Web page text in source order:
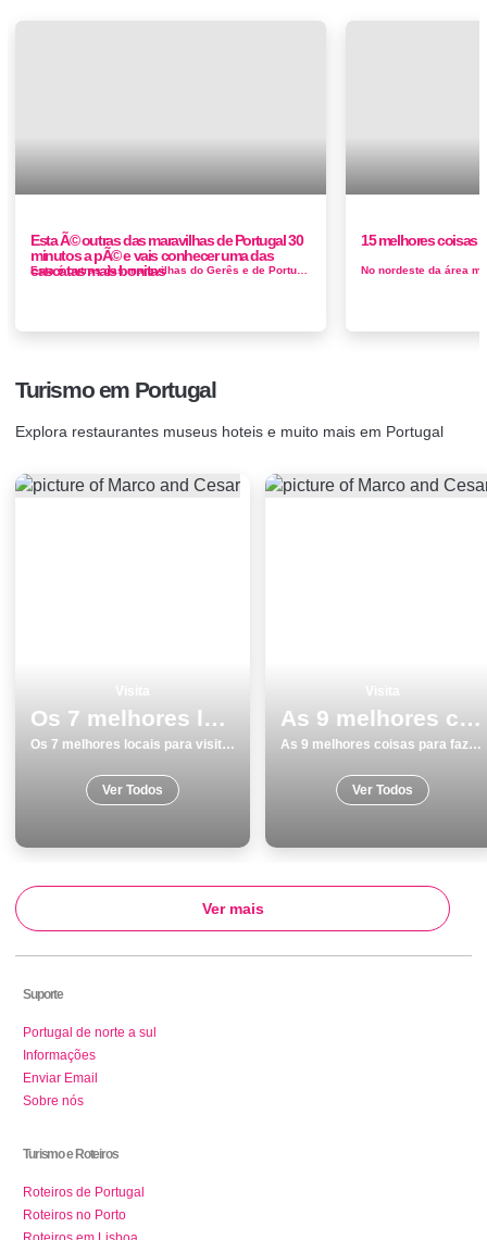
Esta Ã© outras das maravilhas de Portugal 30
minutos a pÃ© e vais conhecer uma das
cascatas mais bonitas
Esta é outras das maravilhas do Gerês e de Portugal. Aqui poderá nadar tranquilamente, enquanto usufrui de uma paisagem natural ir...
15 melhores coisas
Turismo em Portugal
Explora restaurantes museus hoteis e muito mais em Portugal
Os 7 melhores locais para visitar em Vila do Bispo
Os 7 melhores locais para visitar em Vila do Bispo
Ver Todos
As 9 melhores coisas para fazer e visitar em Lagoa
As 9 melhores coisas para fazer e visitar em Lagoa
Ver Todos
Ver mais
Suporte
Portugal de norte a sul
Informações
Enviar Email
Sobre nós
Turismo e Roteiros
Roteiros de Portugal
Roteiros no Porto